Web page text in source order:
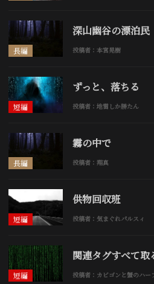
長編
深山幽谷の漂泊民
投稿者：本宮晃樹
短編
ずっと、落ちる
投稿者：地雷しか勝たん
長編
霧の中で
投稿者：翔真
短編
供物回収班
投稿者：気まぐれパルスィ
短編
関連タグすべて取
投稿者：カビゴンと蟹のハー